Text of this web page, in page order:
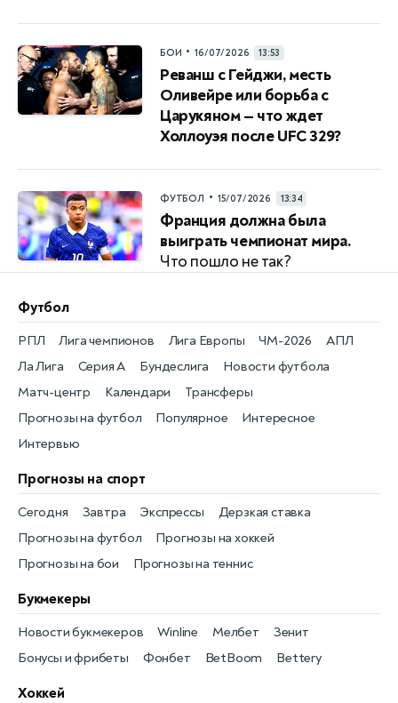
БОИ • 16/07/2026 13:53
Реванш с Гейджи, месть
Оливейре или борьба с
Царукяном — что ждет
Холлоуэя после UFC 329?
ФУТБОЛ • 15/07/2026 13:34
Франция должна была
выиграть чемпионат мира.
Что пошло не так?
Футбол
Новости футбола
РПЛ
Матч-центр
Лига чемпионов
Календари
Лига Европы
Трансферы
ЧМ-2026
Прогнозы на футбол
АПЛ
Популярное
Ла Лига
Интересное
Серия А
Интервью
Бундеслига
Прогнозы на спорт
Прогнозы на футбол
Сегодня
Прогнозы на хоккей
Завтра
Прогнозы на бои
Экспрессы
Прогнозы на теннис
Дерзкая ставка
Букмекеры
Бонусы и фрибеты
Новости букмекеров
Фонбет
Winline
BetBoom
Мелбет
Bettery
Зенит
Хоккей